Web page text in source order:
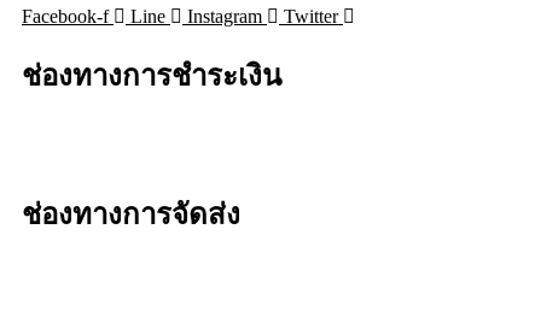
Facebook-f Line Instagram Twitter
ช่องทางการชำระเงิน
ช่องทางการจัดส่ง